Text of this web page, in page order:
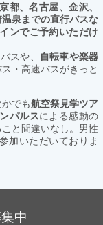
、名古屋、金沢、
泉までの直行バスな
ンでご予約いただけ
スや、
自転車や楽器
・高速バスがきっと
でも航空祭見学ツア
パルスによる感動の
と間違いなし。男性
加いただいておりま
中